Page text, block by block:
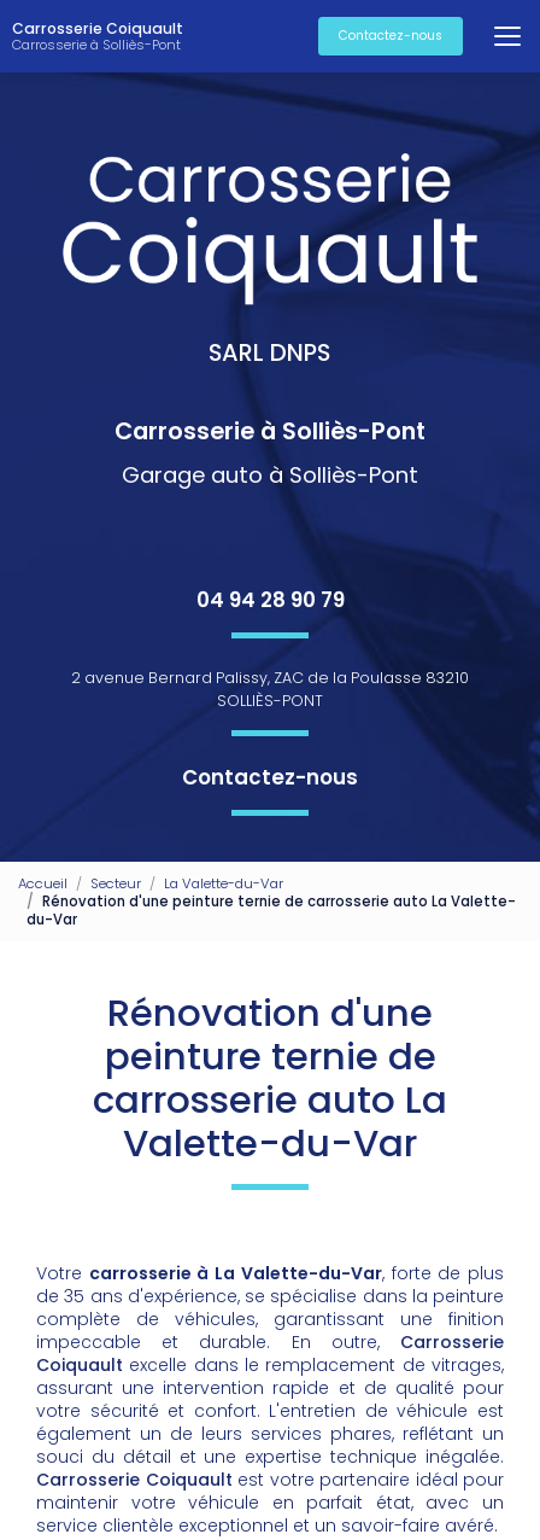
au
contenu
principal
Carrosserie Coiquault
Carrosserie à Solliès-Pont Contactez-nous
SARL DNPS
Carrosserie à Solliès-Pont
Garage auto à Solliès-Pont
04 94 28 90 79
2 avenue Bernard Palissy, ZAC de la Poulasse 83210
SOLLIÈS-PONT
Contactez-nous
Accueil Secteur
La Valette-du-Var
Rénovation d'une peinture ternie de carrosserie auto La Valette-
du-Var
Rénovation d'une
peinture ternie de
carrosserie auto La
Valette-du-Var
Votre carrosserie à La Valette-du-Var, forte de plus
de 35 ans d'expérience, se spécialise dans la peinture
complète de véhicules, garantissant une finition
impeccable et durable. En outre, Carrosserie
Coiquault excelle dans le remplacement de vitrages,
assurant une intervention rapide et de qualité pour
votre sécurité et confort. L'entretien de véhicule est
également un de leurs services phares, reflétant un
souci du détail et une expertise technique inégalée.
Carrosserie Coiquault est votre partenaire idéal pour
maintenir votre véhicule en parfait état, avec un
service clientèle exceptionnel et un savoir-faire avéré.